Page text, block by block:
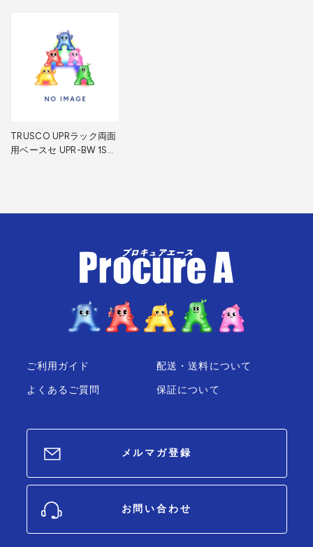
TRUSCO UPRラック両面
用ベースセ UPR-BW 1S
ご利用ガイド
よくあるご質問
配送・送料について
保証について
メルマガ登録
お問い合わせ